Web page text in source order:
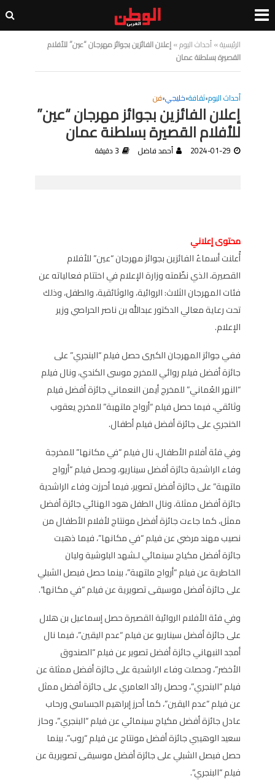
الرئيسية»أحداث اليوم»إعلان الفائزين بجوائز مهرجان “عين” للأفلام
القصيرة بسلطنة عمان
أحداث اليوم•ثقافة•خليجي•فن
إعلان الفائزين بجوائز مهرجان “عين”
للأفلام القصيرة بسلطنة عمان
2024-01-29 أحمد فاضل 3 دقيقة
محتوى إعلاني
أُعلنت أسماءُ الفائزين بجوائز مهرجان “عين” للأفلام
القصيرة، الذي نظّمته وزارة الإعلام في اختتام فعالياته عن
فئات المهرجان الثلاث: الروائية، والوثائقية، والطفل، وذلك
تحت رعاية معالي الدكتور عبدالله بن ناصر الحراصي وزير
الإعلام.
ففي جوائز المهرجان الكبرى حصل فيلم “البنجري” على
جائزة أفضل فيلم روائي للمخرج موسى الكندي، ونال فيلم
“النهر العُماني” للمخرج أيمن النعماني جائزة أفضل فيلم
وثائقي، فيما حصل فيلم “أرواح ملتهبة” للمخرج يعقوب
الخنجري على جائزة أفضل فيلم أطفال.
وفي فئة أفلام الأطفال، نال فيلم “في مكانها” للمخرجة
وفاء الراشدية جائزة أفضل سيناريو، وحصل فيلم “أرواح
ملتهبة” على جائزة أفضل تصوير، فيما أحرزت وفاء الراشدية
جائزة أفضل ممثلة، ونال الطفل هود الهنائي جائزة أفضل
ممثل، كما جاءت جائزة أفضل مونتاج لأفلام الأطفال من
نصيب مهند مرضي عن فيلم “في مكانها”، فيما ذهبت
جائزة أفضل مكياج سينمائي لـشهد البلوشية وليان
الخاطرية عن فيلم “أرواح ملتهبة”، بينما حصل فيصل الشبلي
على جائزة أفضل موسيقى تصويرية عن فيلم “في مكانها”.
وفي فئة الأفلام الروائية القصيرة حصل إسماعيل بن هلال
على جائزة أفضل سيناريو عن فيلم “عدم اليقين”، فيما نال
أمجد النبهاني جائزة أفضل تصوير عن فيلم “الصندوق
الأخضر”، وحصلت وفاء الراشدية على جائزة أفضل ممثلة عن
فيلم “البنجري”، وحصل رائد العامري على جائزة أفضل ممثل
عن فيلم “عدم اليقين”، كما أحرز إبراهيم الجساسي ورحاب
عادل جائزة أفضل مكياج سينمائي عن فيلم “البنجري”، وحاز
سعيد الوهيبي جائزة أفضل مونتاج عن فيلم “روب”، بينما
حصل فيصل الشبلي على جائزة أفضل موسيقى تصويرية عن
فيلم “البنجري”.